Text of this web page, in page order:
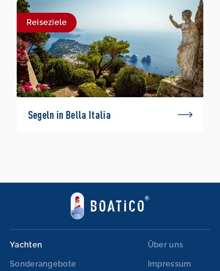
Reiseziele
Segeln in Bella Italia
Yachten
Sonderangebote
Über uns
Impressum